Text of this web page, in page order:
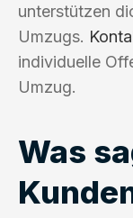
unterstützen
Umzugs.
individuelle
Umzug.
Was